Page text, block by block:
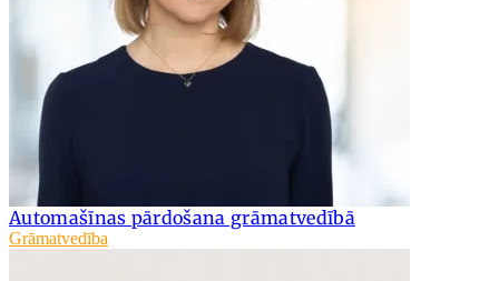
Automašīnas pārdošana grāmatvedībā
Grāmatvedība